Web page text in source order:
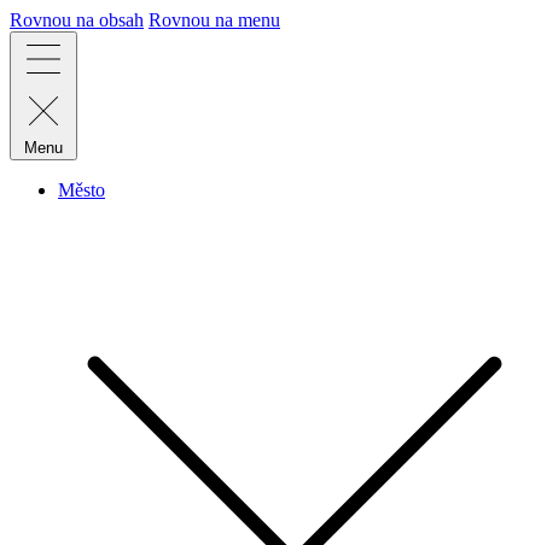
Rovnou na obsah Rovnou na menu
Menu
Město